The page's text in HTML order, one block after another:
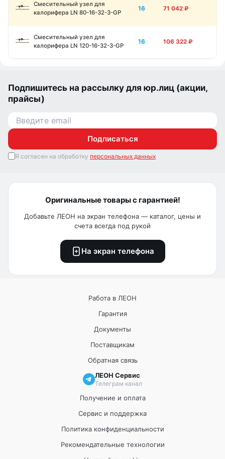
Смесительный узел для
калорифера LN 80-16-32-3-GP
16 71 042 ₽
Смесительный узел для
калорифера LN 120-16-32-3-GP
16 106 322 ₽
Подпишитесь на рассылку для юр.лиц (акции,
прайсы)
Подписаться
Я согласен на обработку персональных данных
Оригинальные товары с гарантией!
Добавьте ЛЕОН на экран телефона — каталог, цены и
счета всегда под рукой
На экран телефона
Работа в ЛЕОН
Гарантия
Документы
Поставщикам
Обратная связь
ЛЕОН Сервис
Телеграм канал
Получение и оплата
Сервис и поддержка
Политика конфиденциальности
Рекомендательные технологии